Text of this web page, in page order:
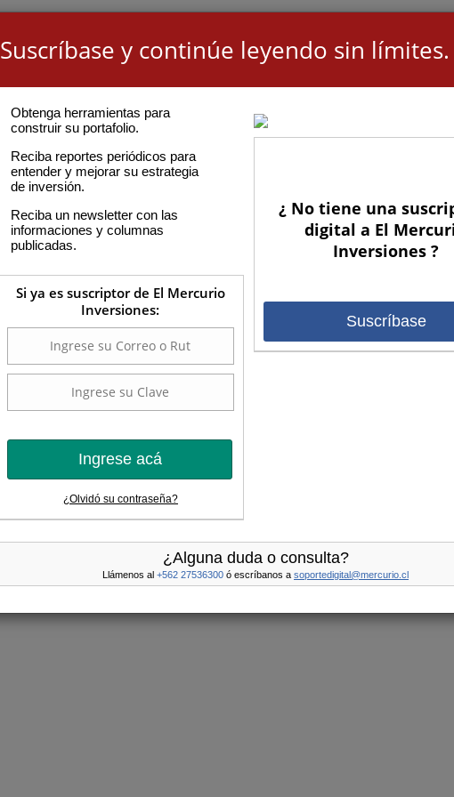
Suscríbase y continúe leyendo sin límites.
Obtenga herramientas para
construir su portafolio.
Reciba reportes periódicos para
entender y mejorar su estrategia
de inversión.
Reciba un newsletter con las
informaciones y columnas
publicadas.
Si ya es suscriptor de El Mercurio
Inversiones:
Ingrese acá
¿Olvidó su contraseña?
¿ No tiene una
digital a El
Inversiones ?
Suscríbase
¿Alguna duda o consulta?
Llámenos al +562 27536300 ó escríbanos a soportedigital@mercurio.cl